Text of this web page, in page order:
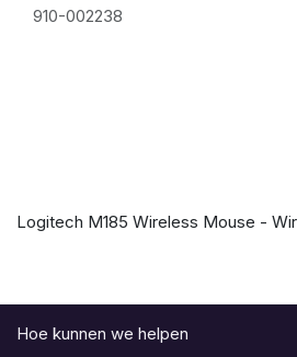
910-002238
Logitech M185 Wireless Mouse -
Hoe kunnen we helpen